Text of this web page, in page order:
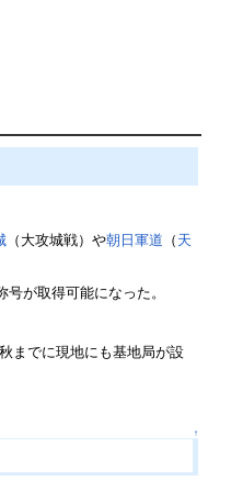
（大攻城戦）や朝日軍道 （ 天
が取得可能になった。
までに現地にも基地局が設
↑